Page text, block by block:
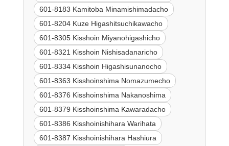
601-8183 Kamitoba Minamishimadacho
601-8204 Kuze Higashitsuchikawacho
601-8305 Kisshoin Miyanohigashicho
601-8321 Kisshoin Nishisadanaricho
601-8334 Kisshoin Higashisunanocho
601-8363 Kisshoinshima Nomazumecho
601-8376 Kisshoinshima Nakanoshima
601-8379 Kisshoinshima Kawaradacho
601-8386 Kisshoinishihara Warihata
601-8387 Kisshoinishihara Hashiura